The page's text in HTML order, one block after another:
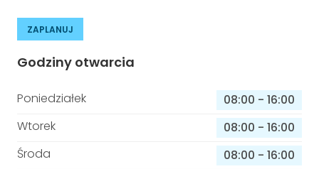
ZAPLANUJ
Godziny otwarcia
Poniedziałek 08:00 - 16:00
Wtorek
08:00 - 16:00
Środa
08:00 - 16:00